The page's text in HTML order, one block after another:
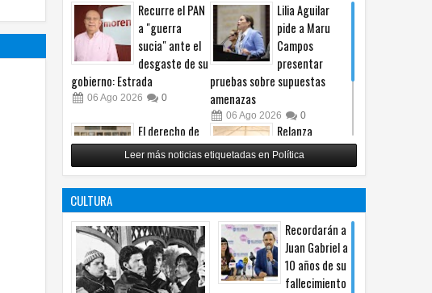
Recurre el PAN
a "guerra
sucia" ante el
desgaste de su
gobierno: Estrada
06 Ago 2026 0
Lilia Aguilar
pide a Maru
Campos
presentar
pruebas sobre supuestas
amenazas
06 Ago 2026 0
El derecho de
las audiencias
no es censura,
es un principio
constitucional: González
05Ago 2026 0
Relanza
Villalobos
programa de
afiliación del
05Ago 2026
Leer más noticias etiquetadas en Política
CULTURA
Recordarán a
Juan Gabriel a
10 años de su
fallecimiento